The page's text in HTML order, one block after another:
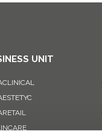
UNIT